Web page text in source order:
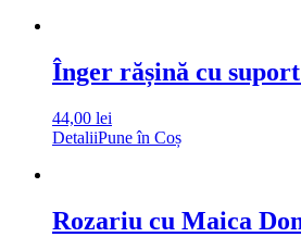
Înger rășină cu
44,00 lei
DetaliiPune în Coș
Rozariu cu Maica